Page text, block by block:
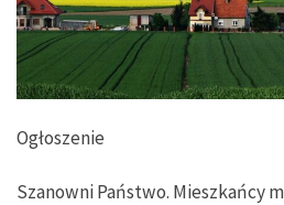
Ogłoszenie
Szanowni Państwo. Mieszkańcy